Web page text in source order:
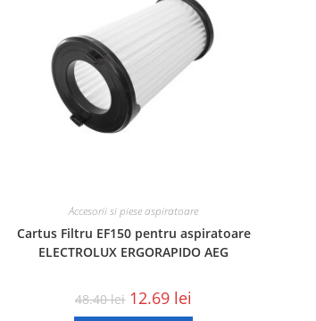
Accesorii si piese aspiratoare
Cartus Filtru EF150 pentru aspiratoare
ELECTROLUX ERGORAPIDO AEG
48.40lei 12.69 lei